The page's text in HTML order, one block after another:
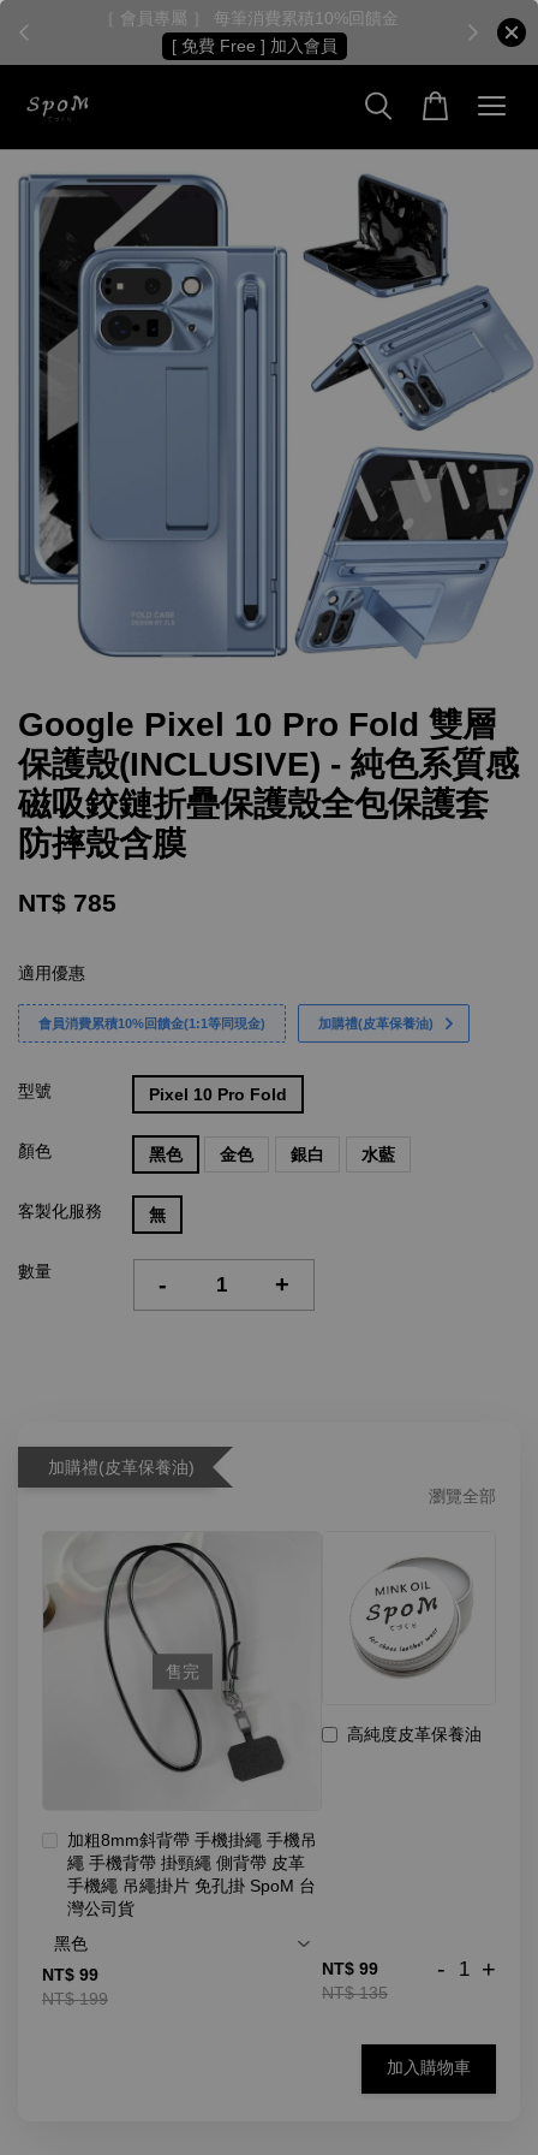
［ 會員專屬 ］ 每筆消費累積10%回饋金
[ 免費 Free ] 加入會員
Google Pixel 10 Pro Fold 雙層
保護殼(INCLUSIVE) - 純色系質感
磁吸鉸鏈折疊保護殼全包保護套
防摔殼含膜
NT$ 785
適用優惠
會員消費累積10%回饋金(1:1等同現金) 加購禮(皮革保養油)
型號 Pixel 10 Pro Fold
顏色 黑色 金色 銀白 水藍
客製化服務 無
數量 - +
加購禮(皮革保養油)
瀏覽全部
售完
加粗8mm斜背帶 手機掛繩 手機吊
繩 手機背帶 掛頸繩 側背帶 皮革
手機繩 吊繩掛片 免孔掛 SpoM 台
灣公司貨
NT$ 99
NT$ 199
高純度皮革保養油
NT$ 99
NT$ 135
- +
加入購物車